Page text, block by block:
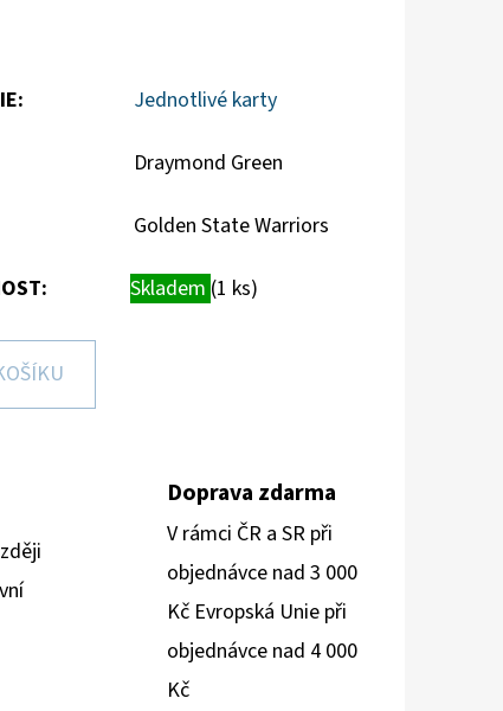
: Jednotlivé karty
Draymond Green
Golden State Warriors
Skladem (1 ks)
Doprava zdarma
V rámci ČR a SR při
objednávce nad 3 000
Kč Evropská Unie při
objednávce nad 4 000
Kč